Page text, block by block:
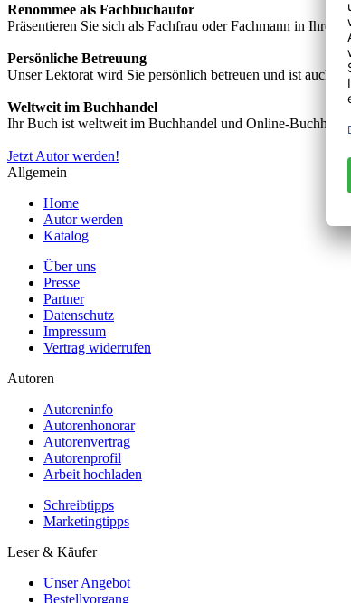
Renommee als Fachbuchautor
Präsentieren Sie sich als Fachfrau oder Fachmann in Ihrem
Persönliche Betreuung
Unser Lektorat wird Sie persönlich betreuen und ist auch
Weltweit im Buchhandel
Ihr Buch ist weltweit im Buchhandel und Online-
Jetzt Autor werden!
Allgemein
Home
Autor werden
Katalog
Über uns
Presse
Partner
Datenschutz
Impressum
Vertrag widerrufen
Autoren
Autoreninfo
Autorenhonorar
Autorenvertrag
Autorenprofil
Arbeit hochladen
Schreibtipps
Marketingtipps
Leser & Käufer
Unser Angebot
Bestellvorgang